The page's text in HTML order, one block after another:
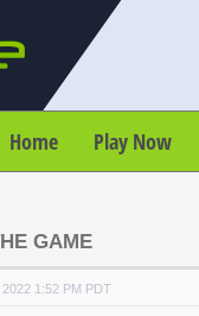
Home Play Now
GAME
1:52 PM PDT